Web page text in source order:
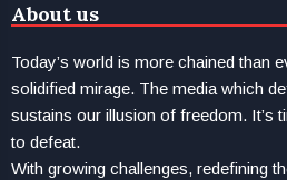
About us
Today’s world is more chained than
solidified mirage. The media which
sustains our illusion of freedom. It’s
to defeat.
With growing challenges, redefining